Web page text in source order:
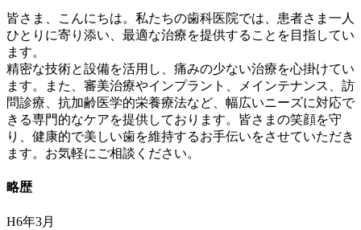
皆さま、こんにちは。私たちの歯科医院では、患者さま一人
ひとりに寄り添い、最適な治療を提供することを目指してい
ます。
精密な技術と設備を活用し、痛みの少ない治療を心掛けてい
ます。また、審美治療やインプラント、メインテナンス、訪
問診療、抗加齢医学的栄養療法など、幅広いニーズに対応で
きる専門的なケアを提供しております。皆さまの笑顔を守
り、健康的で美しい歯を維持するお手伝いをさせていただき
ます。お気軽にご相談ください。
略歴
H6年3月